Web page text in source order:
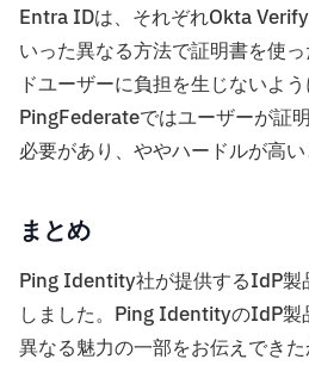
Entra IDは、それぞれOkta
いった異なる方法で証明書を使
ドユーザーに負担を生じないよう
PingFederateではユーザーが証
必要があり、ややハードルが高い
まとめ
Ping Identity社が提供するIdP製
しました。Ping IdentityのIdP製
異なる魅力の一部をお伝えできた